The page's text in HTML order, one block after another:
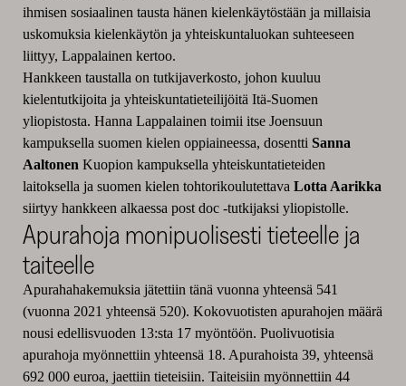
ihmisen sosiaalinen tausta hänen kielenkäytöstään ja millaisia
uskomuksia kielenkäytön ja yhteiskuntaluokan suhteeseen
liittyy, Lappalainen kertoo.
Hankkeen taustalla on tutkijaverkosto, johon kuuluu
kielentutkijoita ja yhteiskuntatieteilijöitä Itä-Suomen
yliopistosta. Hanna Lappalainen toimii itse Joensuun
kampuksella suomen kielen oppiaineessa, dosentti Sanna
Aaltonen Kuopion kampuksella yhteiskuntatieteiden
laitoksella ja suomen kielen tohtorikoulutettava Lotta Aarikka
siirtyy hankkeen alkaessa post doc -tutkijaksi yliopistolle.
Apurahoja monipuolisesti tieteelle ja
taiteelle
Apurahahakemuksia jätettiin tänä vuonna yhteensä 541
(vuonna 2021 yhteensä 520). Kokovuotisten apurahojen määrä
nousi edellisvuoden 13:sta 17 myöntöön. Puolivuotisia
apurahoja myönnettiin yhteensä 18. Apurahoista 39, yhteensä
692 000 euroa, jaettiin tieteisiin. Taiteisiin myönnettiin 44